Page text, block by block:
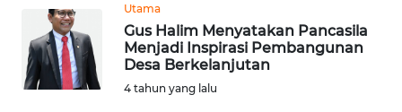
Utama
Gus Halim Menyatakan Pancasila
Menjadi Inspirasi Pembangunan
Desa Berkelanjutan
4 tahun yang lalu
WN
BANTEN
WN